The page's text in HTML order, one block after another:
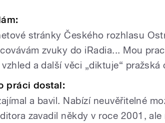
stránky Českého rozhlasu
zvuky do iRadia... Mou
a další věci „diktuje“ pražská
práci dostal:
a bavil. Nabízí neuvěřitelné
zavadil někdy v roce 2001,